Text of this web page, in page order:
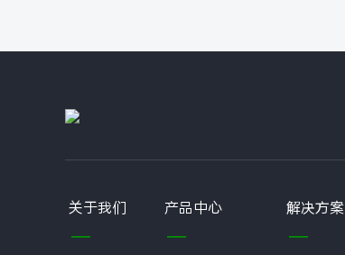
关于我们 产品中心 解决方案